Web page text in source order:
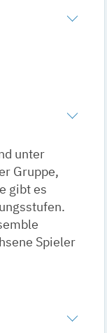
unter
Gruppe,
gibt es
Spieler